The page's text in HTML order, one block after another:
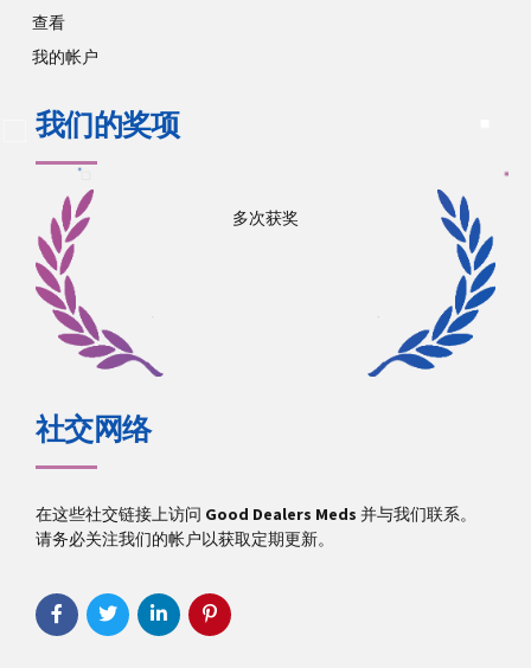
查看
我的帐户
我们的奖项
多次获奖
社交网络
在这些社交链接上访问 Good Dealers Meds 并与我们联系。
请务必关注我们的帐户以获取定期更新。